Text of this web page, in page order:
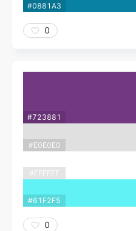
#0881A3
0
#723881
#E0E0E0
#FFFFFF
#61F2F5
0